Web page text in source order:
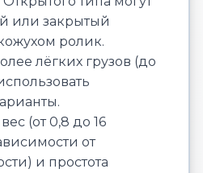
или закрытый
ролик.
лёгких грузов (до
(от 0,8 до 16
от
и простота